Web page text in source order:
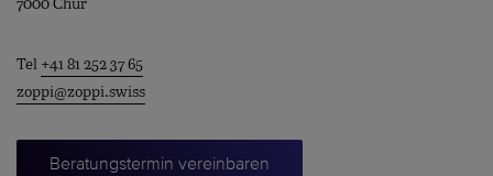
7000 Chur
Tel +41 81 252 37 65
zoppi@zoppi.swiss
Beratungstermin vereinbaren